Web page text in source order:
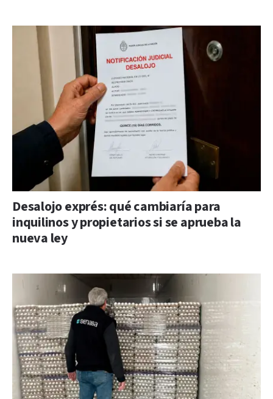
Desalojo exprés: qué cambiaría para
inquilinos y propietarios si se aprueba la
nueva ley